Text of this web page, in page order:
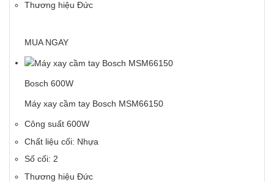
Thương hiệu Đức
MUA NGAY
Bosch 600W
Máy xay cầm tay Bosch MSM66150
Công suất 600W
Chất liệu cối: Nhựa
Số cối: 2
Thương hiệu Đức